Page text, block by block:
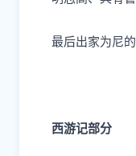
最后出家为尼
⻄游记部分